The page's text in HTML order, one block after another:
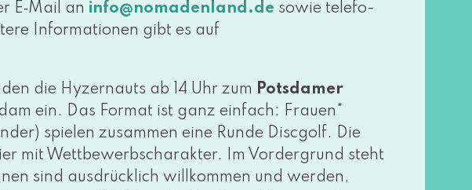
E‑Mail an info@​nomadenland.​de sowie tele­fo­
Informationen gibt es auf
die Hyzernauts ab 14 Uhr zum
Potsdamer
ein. Das Format ist ganz ein­fach: Frauen*
spie­len zusam­men eine Runde Discgolf. Die
mit Wettbewerbscharakter. Im Vordergrund steht
sind aus­drück­lich will­kom­men und wer­den,